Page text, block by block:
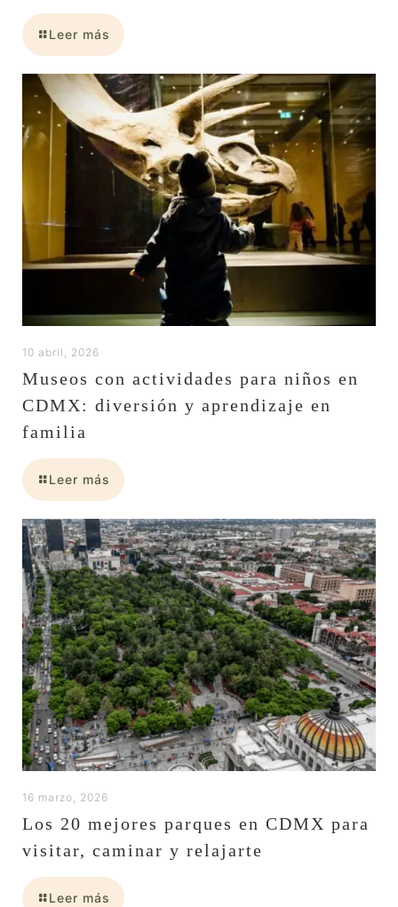
Leer más
10 abril, 2026
Museos con actividades para niños en
CDMX: diversión y aprendizaje en
familia
Leer más
16 marzo, 2026
Los 20 mejores parques en CDMX para
visitar, caminar y relajarte
Leer más